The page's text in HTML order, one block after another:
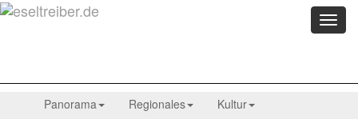
Menü
Panorama Regionales
Kultur